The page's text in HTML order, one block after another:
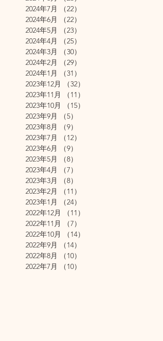
2024年7月
（22）
2024年6月
（22）
2024年5月
（23）
2024年4月
（25）
2024年3月
（30）
2024年2月
（29）
2024年1月
（31）
2023年12月
（32）
2023年11月
（11）
2023年10月
（15）
2023年9月
（5）
2023年8月
（9）
2023年7月
（12）
2023年6月
（9）
2023年5月
（8）
2023年4月
（7）
2023年3月
（8）
2023年2月
（11）
2023年1月
（24）
2022年12月
（11）
2022年11月
（7）
2022年10月
（14）
2022年9月
（14）
2022年8月
（10）
2022年7月
（10）